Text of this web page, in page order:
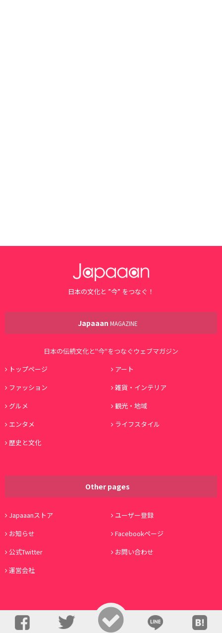
日本の文化と ”今” をつなぐ！
Japaaan MAGAZINE
日本の伝統文化と"今"をつなぐウェブマガジン
トップページ
アート
ファッション
雑貨・インテリア
グルメ
観光・地域
エンタメ
ライフスタイル
歴史と文化
Other pages
Japaaanストア
ユーザー登録
お知らせ
Facebookページ
公式Twitter
お問い合わせ
運営会社
© Copyright 2016, Japaaan All Rights Reserved. 運営: 株式会社ワノコト